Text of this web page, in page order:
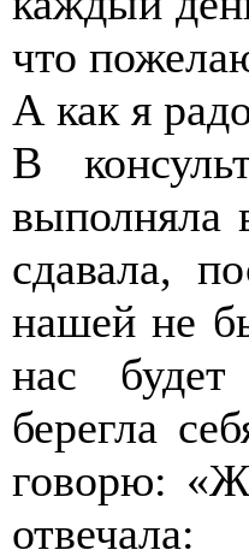
что
А как я
В
выполняла
сдавала,
нашей не
нас
берегла
говорю: